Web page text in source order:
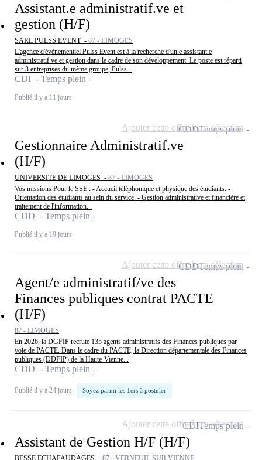
Assistant.e administratif.ve et
gestion (H/F)
SARL PULSS EVENT - 87 - LIMOGES
L'agence d'évènementiel Pulss Event est à la recherche d'un.e assistant.e
administratif.ve et gestion dans le cadre de son développement. Le poste est réparti
sur 3 entreprises du même groupe, Pulss...
CDI - Temps plein
Publié il y a 11 jours
Gestionnaire Administratif.ve
(H/F)
UNIVERSITE DE LIMOGES - 87 - LIMOGES
Vos missions Pour le SSE : - Accueil téléphonique et physique des étudiants. -
Orientation des étudiants au sein du service. - Gestion administrative et financière et
traitement de l'information...
CDD - Temps plein
Publié il y a 19 jours
CDDTemps plein
Ajouter cette offre à ma sélection
Agent/e administratif/ve des
Finances publiques contrat PACTE
(H/F)
87 - LIMOGES
En 2026, la DGFIP recrute 135 agents administratifs des Finances publiques par
voie de PACTE. Dans le cadre du PACTE, la Direction départementale des Finances
publiques (DDFIP) de la Haute-Vienne...
CDD - Temps plein
Publié il y a 24 jours Soyez parmi les 1ers à postuler
CDDTemps plein
Ajouter cette offre à ma sélection
Assistant de Gestion H/F (H/F)
BESSE ECHAFAUDAGES - 87 - VERNEUIL SUR VIENNE
CDITemps plein
Ajouter cette offre à ma sélection